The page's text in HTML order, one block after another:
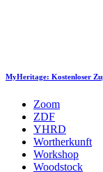
MyHeritage: Kostenloser
Zoom
ZDF
YHRD
Wortherkunft
Workshop
Woodstock